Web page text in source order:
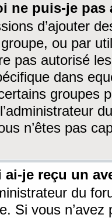
ne puis-je
d’ajouter
ou par
pas autorisé
dans
groupes
n’êtes pas
ai-je reçu un
du
Si vous